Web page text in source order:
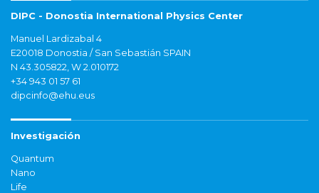
DIPC - Donostia International Physics Center
Manuel Lardizabal 4
E20018 Donostia / San Sebastián SPAIN
N 43.305822, W 2.010172
+34 943 01 57 61
dipcinfo@ehu.eus
Investigación
Quantum
Nano
Life